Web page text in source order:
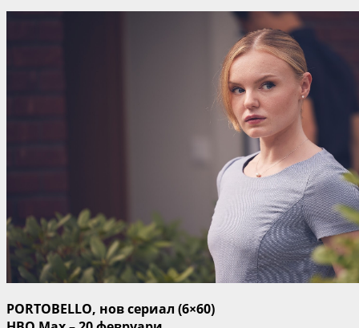
PORTOBELLO, нов сериал (6×60)